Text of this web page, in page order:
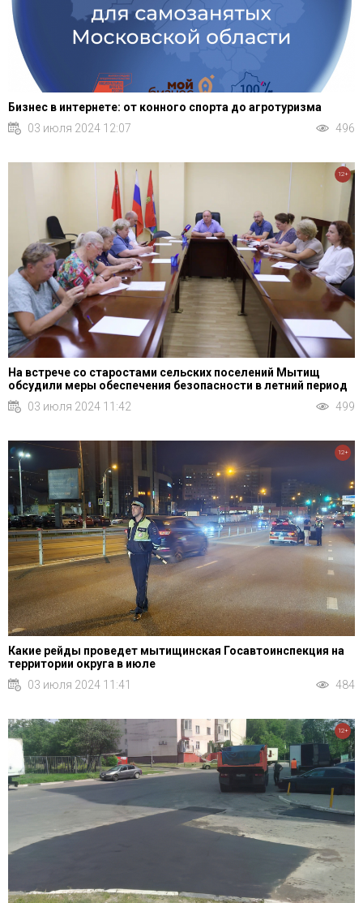
Бизнес в интернете: от конного спорта до агротуризма
03 июля 2024 12:07
496
На встрече со старостами сельских поселений Мытищ
обсудили меры обеспечения безопасности в летний период
03 июля 2024 11:42
499
12+
Какие рейды проведет мытищинская Госавтоинспекция на
территории округа в июле
03 июля 2024 11:41
484
12+
12+